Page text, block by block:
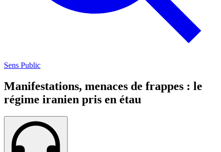
Sens Public
Manifestations, menaces de frappes : le
régime iranien pris en étau